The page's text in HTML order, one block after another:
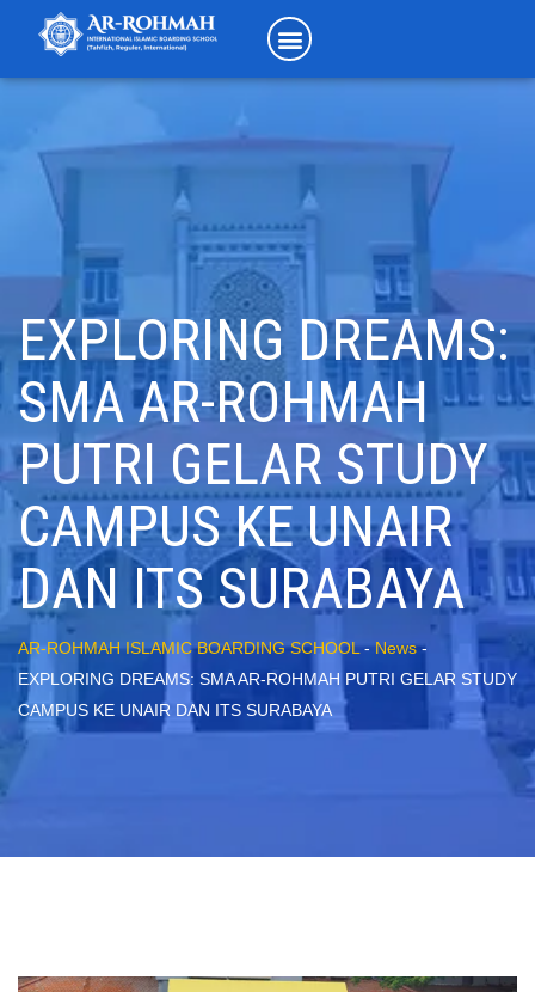
EXPLORING DREAMS:
SMA AR-ROHMAH
PUTRI GELAR STUDY
CAMPUS KE UNAIR
DAN ITS SURABAYA
AR-ROHMAH ISLAMIC BOARDING SCHOOL-News-
EXPLORING DREAMS: SMA AR-ROHMAH PUTRI GELAR STUDY
CAMPUS KE UNAIR DAN ITS SURABAYA